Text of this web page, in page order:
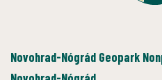
Novohrad-Nógrád Geopark